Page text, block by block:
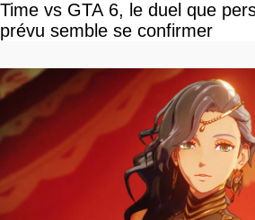
Time vs GTA 6, le duel que
prévu semble se confirmer